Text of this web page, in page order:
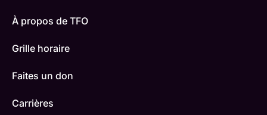
À propos de TFO
Grille horaire
Faites un don
Carrières